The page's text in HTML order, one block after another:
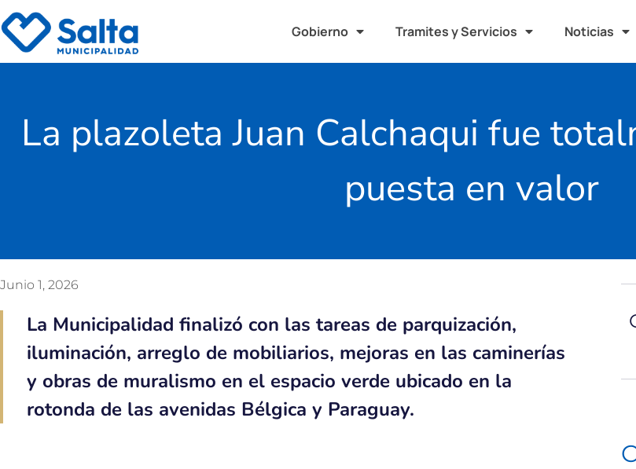
Gobierno Tramites y Servicios Noticias
La plazoleta Juan Calchaqui fue
puesta en valor
Junio 1, 2026
La Municipalidad finalizó con las tareas de parquización,
iluminación, arreglo de mobiliarios, mejoras en las caminerías
y obras de muralismo en el espacio verde ubicado en la
rotonda de las avenidas Bélgica y Paraguay.